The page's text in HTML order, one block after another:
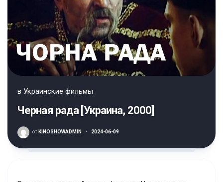
в Украинские фильмы
Черная рада [Украина, 2000]
от KINOSHOWADMIN · 2024-06-09